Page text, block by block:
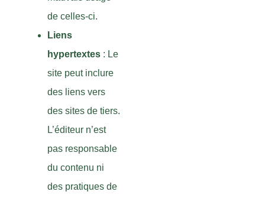
de celles-ci.
Liens
hypertextes : Le
site peut inclure
des liens vers
des sites de tiers.
L’éditeur n’est
pas responsable
du contenu ni
des pratiques de